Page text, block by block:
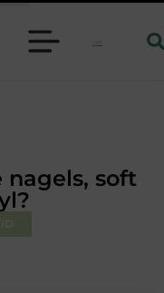
perfecte combinatie
nagels, soft